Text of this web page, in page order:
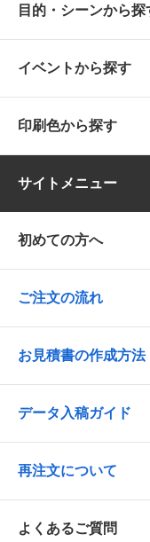
目的・シーンから探
イベントから探す
印刷色から探す
サイトメニュー
初めての方へ
ご注文の流れ
お見積書の作成方法
データ入稿ガイド
再注文について
よくあるご質問